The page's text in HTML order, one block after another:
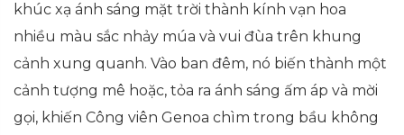
khúc xạ ánh sáng mặt trời thành kính vạn hoa
nhiều màu sắc nhảy múa và vui đùa trên khung
cảnh xung quanh. Vào ban đêm, nó biến thành một
cảnh tượng mê hoặc, tỏa ra ánh sáng ấm áp và mời
gọi, khiến Công viên Genoa chìm trong bầu không